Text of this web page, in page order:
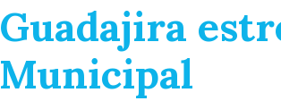
Guadajira
Municipal